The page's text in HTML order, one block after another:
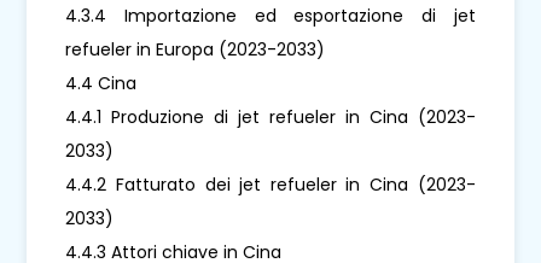
4.3.4 Importazione ed esportazione di jet
refueler in Europa (2023-2033)
4.4 Cina
4.4.1 Produzione di jet refueler in Cina (2023-
2033)
4.4.2 Fatturato dei jet refueler in Cina (2023-
2033)
4.4.3 Attori chiave in Cina